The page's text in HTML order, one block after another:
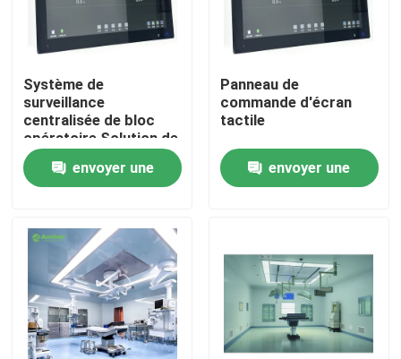
Maison
Produits
Au sujet de nous
Visite d'usine
Contrôle de qualité
Contactez-nous
Système de
surveillance
centralisée de bloc
opératoire Solution de
contrôle tout-en-un
pour salle d'opération
avec intégration de 6
envoyer une
Panneau de
commande d'écran
tactile
envoyer une